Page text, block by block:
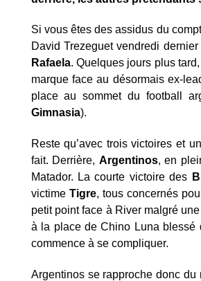
Si vous êtes des assidus du
David Trezeguet vendredi
Rafaela. Quelques jours plus
marque face au désormais ex-
place au sommet du football
Gimnasia).
Reste qu’avec trois victoires et
fait. Derrière, Argentinos, en
Matador. La courte victoire des
victime Tigre, tous concernés
petit point face à River malgré
à la place de Chino Luna blessé
commence à se compliquer.
Argentinos se rapproche donc